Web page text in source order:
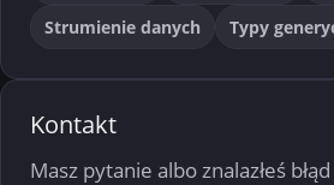
Strumienie danych
Typy
Kontakt
Masz pytanie albo znalazłeś